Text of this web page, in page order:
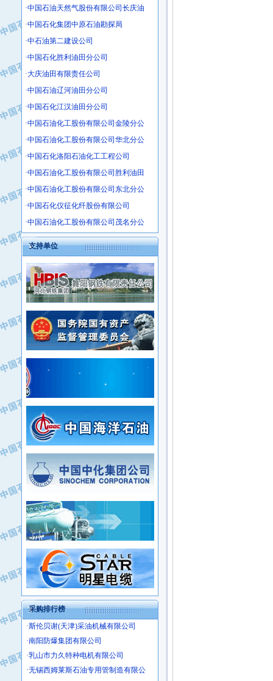
·上海鼓风机厂有限公司
·中核苏阀科技实业股份有限公司
·济南柴油机股份有限公司
·上海科瑞曼士德电源系统集成有限公
·东方合金铸造厂
·保定北奥石油物探特种车辆制造有限
·盘锦辽河油田天意石油装备有限公司
·中船重工中南装备有限责任公司
·南石力天传动件有限公司
·浙江瑞普环境技术有限公司
·华北石油新大禹环保设备有限公司
·河北翼凌机械制造总厂
·萍乡市庞泰化工填料有限公司
·实华(天津)国际贸易有限公司
·上海宝钢商贸有限公司
·辽河石油勘探局总机械厂
·正泰集团
·华北油田科达开发有限公司
·中石化西南石油局井下工程处
·大庆油田石油专用设备有限公司
·江苏丹化集团有限责任公司
·中核苏阀科技实业股份有限公司
·山特电子（深圳）有限公司
·常州市中兴石油化工助剂有限公司
·姜堰市三联助剂有限公司
·四川中光高技术研究所有限责任公司
·江苏天安防雷工程有限责任公司
·山东东营胜利工业园区
·自贡五洲防腐安装有限公司
·中国石油天然气股份有限公司长庆油
·中国石化集团中原石油勘探局
·中石油第二建设公司
·中国石化胜利油田分公司
·大庆油田有限责任公司
·中国石油辽河油田分公司
·中国石化江汉油田分公司
·中国石油化工股份有限公司金陵分公
·中国石油化工股份有限公司华北分公
·中国石化洛阳石油化工工程公司
·中国石油化工股份有限公司胜利油田
·中国石油化工股份有限公司东北分公
·中国石化仪征化纤股份有限公司
·中国石油化工股份有限公司茂名分公
支持单位
采购排行榜
·中国石化茂名石化分公司
·中国石油大港油田分公司
·中油油气勘探软件国家工程研究中心
·西安长庆钻宇集团咸阳石化有限公司
·新疆新冠控制系统工程有限公司
·新疆安维消防设施器材有限公司
·华北石油津工机械制造有限公司
·中国石化茂名石化分公司
·上海赛科石油化工有限责任公司
·河北卓唯钢管制造有限公司
·上海高桥石化
·中国石化扬子石油化工股份有限公司
·中国石化上海石油化工股份有限公司
·中国石油长庆油田分公司
·中国石油宁夏石化分公司
·山东墨龙石油机械股份有限公司
·大庆油田物资集团
·斯伦贝谢(天津)采油机械有限公司
·南阳防爆集团有限公司
·乳山市力久特种电机有限公司
·无锡西姆莱斯石油专用管制造有限公
·沈阳全密封变压器股份有限公司